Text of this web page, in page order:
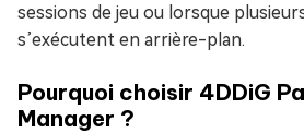
sessions de jeu ou lorsque
s’exécutent en arrière-plan.
Pourquoi choisir 4DDiG
Manager ?